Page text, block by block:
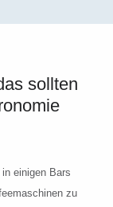
sollten
einigen Bars
zu